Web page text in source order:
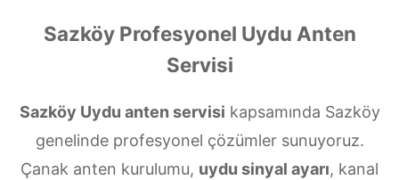
Sazköy Profesyonel Uydu Anten
Servisi
Sazköy Uydu anten servisi kapsamında Sazköy
genelinde profesyonel çözümler sunuyoruz.
Çanak anten kurulumu, uydu sinyal ayarı, kanal